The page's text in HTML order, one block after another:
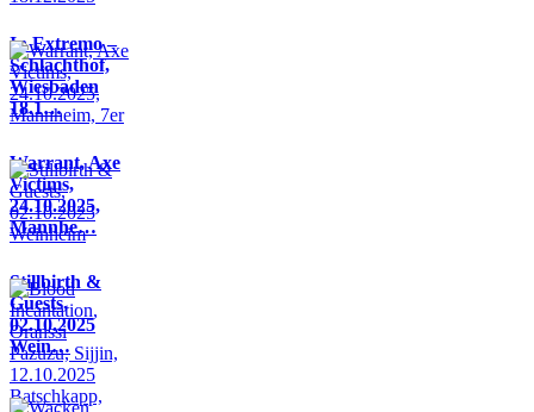
In Extremo –
Schlachthof,
Wiesbaden
18.1…
Warrant, Axe
Victims,
24.10.2025,
Mannhe…
Stillbirth &
Guests,
02.10.2025
Wein…